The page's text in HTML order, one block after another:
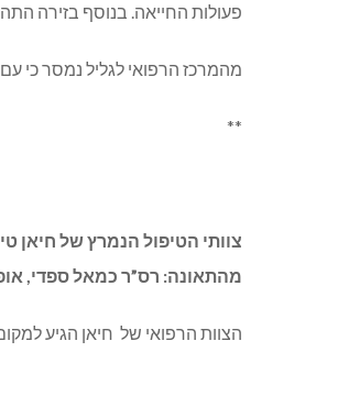
פעולות החייאה. בנוסף בזירה
מהמרכז הרפואי לגליל נמסר כי
**
צוותי הטיפול הנמרץ של חיאן
מהתאונה: רס”ר כמאל ספדי, אופנוען
הצוות הרפואי של חיאן הגיע